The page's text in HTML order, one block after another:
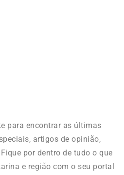
para encontrar as últimas
artigos de opinião,
por dentro de tudo o que
e região com o seu portal